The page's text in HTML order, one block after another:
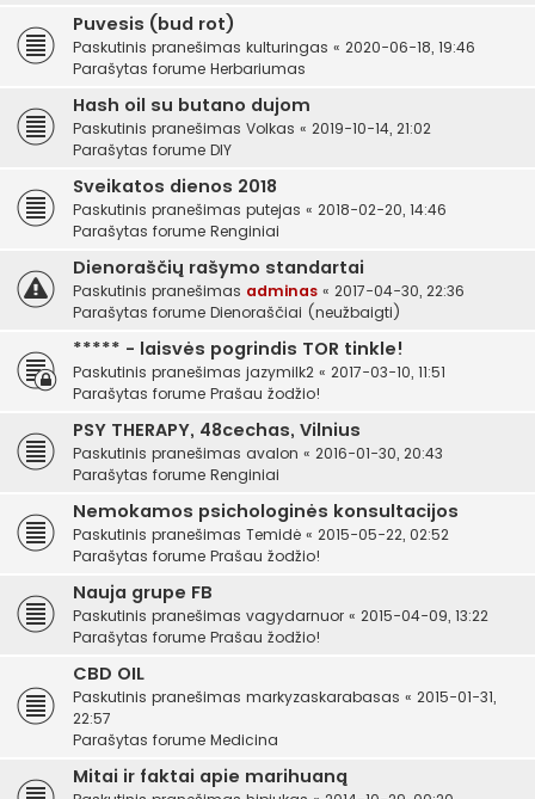
Puvesis (bud rot)
Paskutinis pranešimas kulturingas « 2020-06-18, 19:46
Parašytas forume Herbariumas
Hash oil su butano dujom
Paskutinis pranešimas Volkas « 2019-10-14, 21:02
Parašytas forume DIY
Sveikatos dienos 2018
Paskutinis pranešimas putejas « 2018-02-20, 14:46
Parašytas forume Renginiai
Dienoraščių rašymo standartai
Paskutinis pranešimas adminas « 2017-04-30, 22:36
Parašytas forume Dienoraščiai (neužbaigti)
***** - laisvės pogrindis TOR tinkle!
Paskutinis pranešimas jazymilk2 « 2017-03-10, 11:51
Parašytas forume Prašau žodžio!
PSY THERAPY, 48cechas, Vilnius
Paskutinis pranešimas avalon « 2016-01-30, 20:43
Parašytas forume Renginiai
Nemokamos psichologinės konsultacijos
Paskutinis pranešimas Temidė « 2015-05-22, 02:52
Parašytas forume Prašau žodžio!
Nauja grupe FB
Paskutinis pranešimas vagydarnuor « 2015-04-09, 13:22
Parašytas forume Prašau žodžio!
CBD OIL
Paskutinis pranešimas markyzaskarabasas « 2015-01-31,
22:57
Parašytas forume Medicina
Mitai ir faktai apie marihuaną